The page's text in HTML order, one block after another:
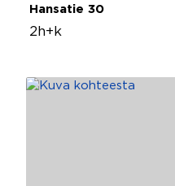
Hansatie 30
2h+k